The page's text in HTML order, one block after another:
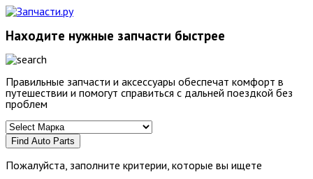
Находите нужные запчасти быстрее
Правильные запчасти и аксессуары обеспечат комфорт в
путешествии и помогут справиться с дальней поездкой без
проблем
Find Auto Parts
Пожалуйста, заполните критерии, которые вы ищете